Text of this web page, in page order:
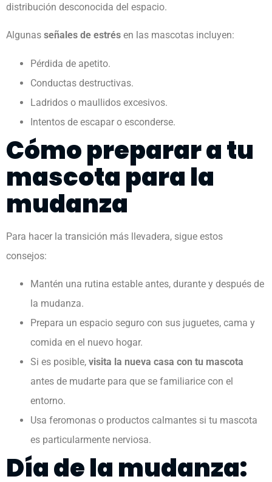
distribución desconocida del espacio.
Algunas señales de estrés en las mascotas incluyen:
Pérdida de apetito.
Conductas destructivas.
Ladridos o maullidos excesivos.
Intentos de escapar o esconderse.
Cómo preparar a tu
mascota para la
mudanza
Para hacer la transición más llevadera, sigue estos
consejos:
Mantén una rutina estable antes, durante y después de
la mudanza.
Prepara un espacio seguro con sus juguetes, cama y
comida en el nuevo hogar.
Si es posible, visita la nueva casa con tu mascota
antes de mudarte para que se familiarice con el
entorno.
Usa feromonas o productos calmantes si tu mascota
es particularmente nerviosa.
Día de la mudanza: